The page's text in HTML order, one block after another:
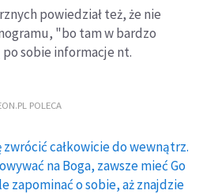
powiedział też, że nie
"bo tam w bardzo
sobie informacje nt.
POLECA
zwrócić całkowicie do wewnątrz.
na Boga, zawsze mieć Go
zapominać o sobie, aż znajdzie